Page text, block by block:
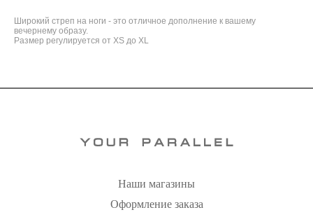
Широкий стреп на ноги - это отличное дополнение к вашему
вечернему образу.
Размер регулируется от XS до XL
Наши магазины
Оформление заказа